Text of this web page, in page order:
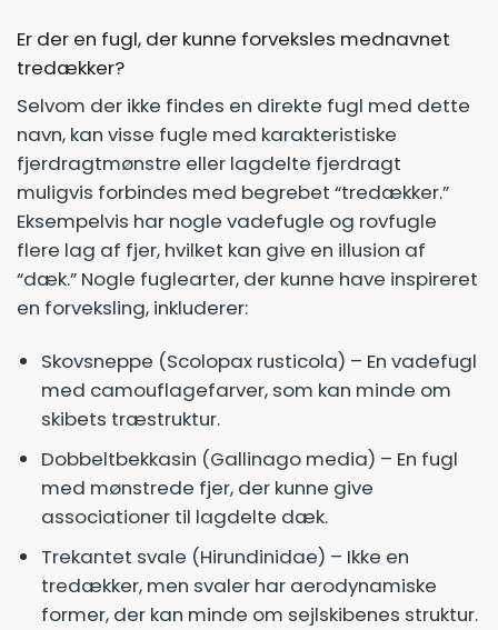
Er der en fugl, der kunne forveksles mednavnet
tredækker?
Selvom der ikke findes en direkte fugl med dette
navn, kan visse fugle med karakteristiske
fjerdragtmønstre eller lagdelte fjerdragt
muligvis forbindes med begrebet “tredækker.”
Eksempelvis har nogle vadefugle og rovfugle
flere lag af fjer, hvilket kan give en illusion af
“dæk.” Nogle fuglearter, der kunne have inspireret
en forveksling, inkluderer:
Skovsneppe (Scolopax rusticola) – En vadefugl
med camouflagefarver, som kan minde om
skibets træstruktur.
Dobbeltbekkasin (Gallinago media) – En fugl
med mønstrede fjer, der kunne give
associationer til lagdelte dæk.
Trekantet svale (Hirundinidae) – Ikke en
tredækker, men svaler har aerodynamiske
former, der kan minde om sejlskibenes struktur.